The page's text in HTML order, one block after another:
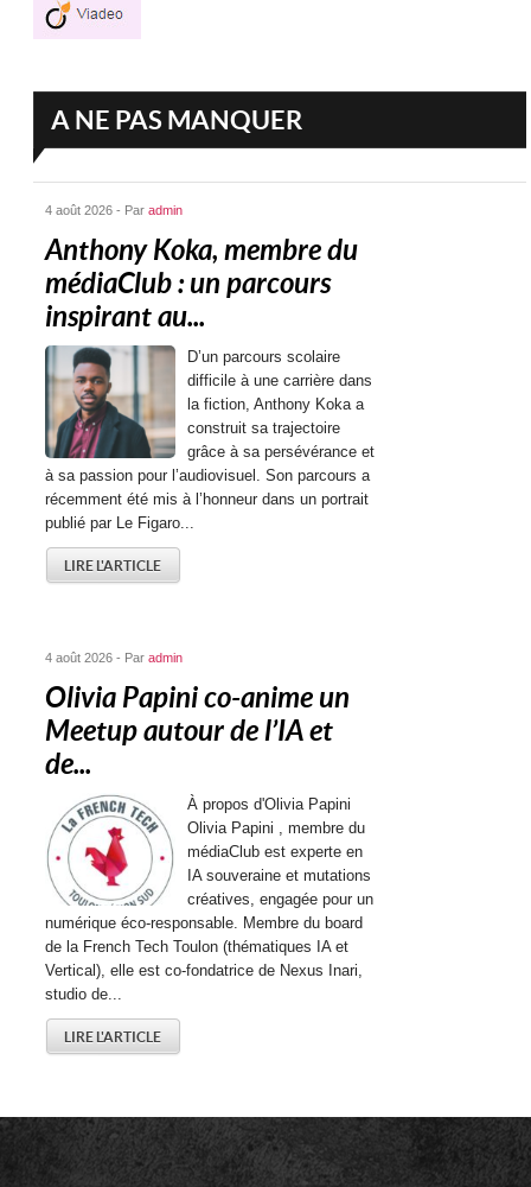
A NE PAS MANQUER
4 août 2026 - Paradmin
Anthony Koka, membre du
médiaClub : un parcours
inspirant au...
D’un parcours scolaire
difficile à une carrière dans
la fiction, Anthony Koka a
construit sa trajectoire
grâce à sa persévérance et
à sa passion pour l’audiovisuel. Son parcours a
récemment été mis à l’honneur dans un portrait
publié par Le Figaro...
LIRE L'ARTICLE
4 août 2026 - Paradmin
Olivia Papini co-anime un
Meetup autour de l’IA et
de...
À propos d'Olivia Papini
Olivia Papini , membre du
médiaClub est experte en
IA souveraine et mutations
créatives, engagée pour un
numérique éco-responsable. Membre du board
de la French Tech Toulon (thématiques IA et
Vertical), elle est co-fondatrice de Nexus Inari,
studio de...
LIRE L'ARTICLE